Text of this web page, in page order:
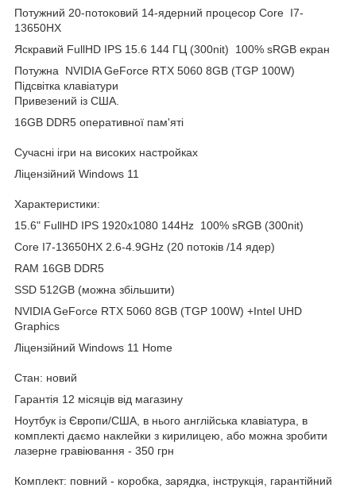
Потужний 20-потоковий 14-ядерний процесор Core I7-
13650HX
Яскравий FullHD IPS 15.6 144 ГЦ (300nit) 100% sRGB екран
Потужна NVIDIA GeForce RTX 5060 8GB (TGP 100W)
Підсвітка клавіатури
Привезений із США.
16GB DDR5 оперативної пам'яті
Сучасні ігри на високих настройках
Ліцензійний Windows 11
Характеристики:
15.6" FullHD IPS 1920x1080 144Hz 100% sRGB (300nit)
Core I7-13650HX 2.6-4.9GHz (20 потоків /14 ядер)
RAM 16GB DDR5
SSD 512GB (можна збільшити)
NVIDIA GeForce RTX 5060 8GB (TGP 100W) +Intel UHD
Graphics
Ліцензійний Windows 11 Home
Стан: новий
Гарантія 12 місяців від магазину
Ноутбук із Європи/США, в нього англійська клавіатура, в
комплекті даємо наклейки з кирилицею, або можна зробити
лазерне гравіювання - 350 грн
Комплект: повний - коробка, зарядка, інструкція, гарантійний